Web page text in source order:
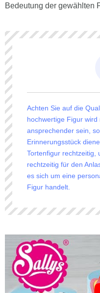
Bedeutung der gewählten
Achten Sie auf die
hochwertige Figur wird
ansprechender sein,
Erinnerungsstück
Tortenfigur rechtzeitig,
rechtzeitig für den
es sich um eine
Figur handelt.